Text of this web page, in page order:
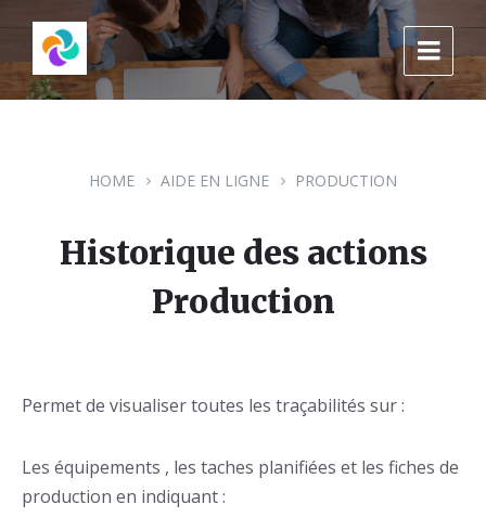
content
navigation
footer
HOME AIDE EN LIGNE PRODUCTION
Historique des actions
Production
Permet de visualiser toutes les traçabilités sur :
Les équipements , les taches planifiées et les fiches de
production en indiquant :